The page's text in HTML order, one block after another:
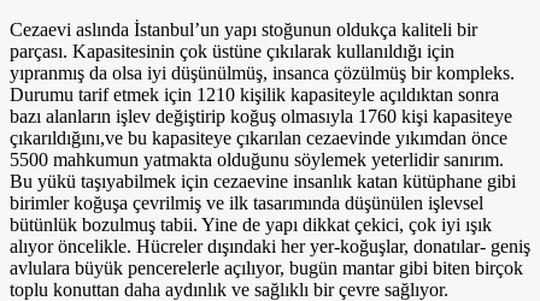
Cezaevi aslında İstanbul’un yapı stoğunun oldukça kaliteli bir
parçası. Kapasitesinin çok üstüne çıkılarak kullanıldığı için
yıpranmış da olsa iyi düşünülmüş, insanca çözülmüş bir kompleks.
Durumu tarif etmek için 1210 kişilik kapasiteyle açıldıktan sonra
bazı alanların işlev değiştirip koğuş olmasıyla 1760 kişi kapasiteye
çıkarıldığını,ve bu kapasiteye çıkarılan cezaevinde yıkımdan önce
5500 mahkumun yatmakta olduğunu söylemek yeterlidir sanırım.
Bu yükü taşıyabilmek için cezaevine insanlık katan kütüphane gibi
birimler koğuşa çevrilmiş ve ilk tasarımında düşünülen işlevsel
bütünlük bozulmuş tabii. Yine de yapı dikkat çekici, çok iyi ışık
alıyor öncelikle. Hücreler dışındaki her yer-koğuşlar, donatılar- geniş
avlulara büyük pencerelerle açılıyor, bugün mantar gibi biten birçok
toplu konuttan daha aydınlık ve sağlıklı bir çevre sağlıyor.